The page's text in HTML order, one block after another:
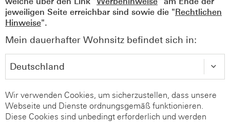
jeweiligen Seite erreichbar sind sowie die "Rechtlichen
Hinweise".
Mein dauerhafter Wohnsitz befindet sich in:
Wir verwenden Cookies, um sicherzustellen, dass unsere
Webseite und Dienste ordnungsgemäß funktionieren.
Diese Cookies sind unbedingt erforderlich und werden